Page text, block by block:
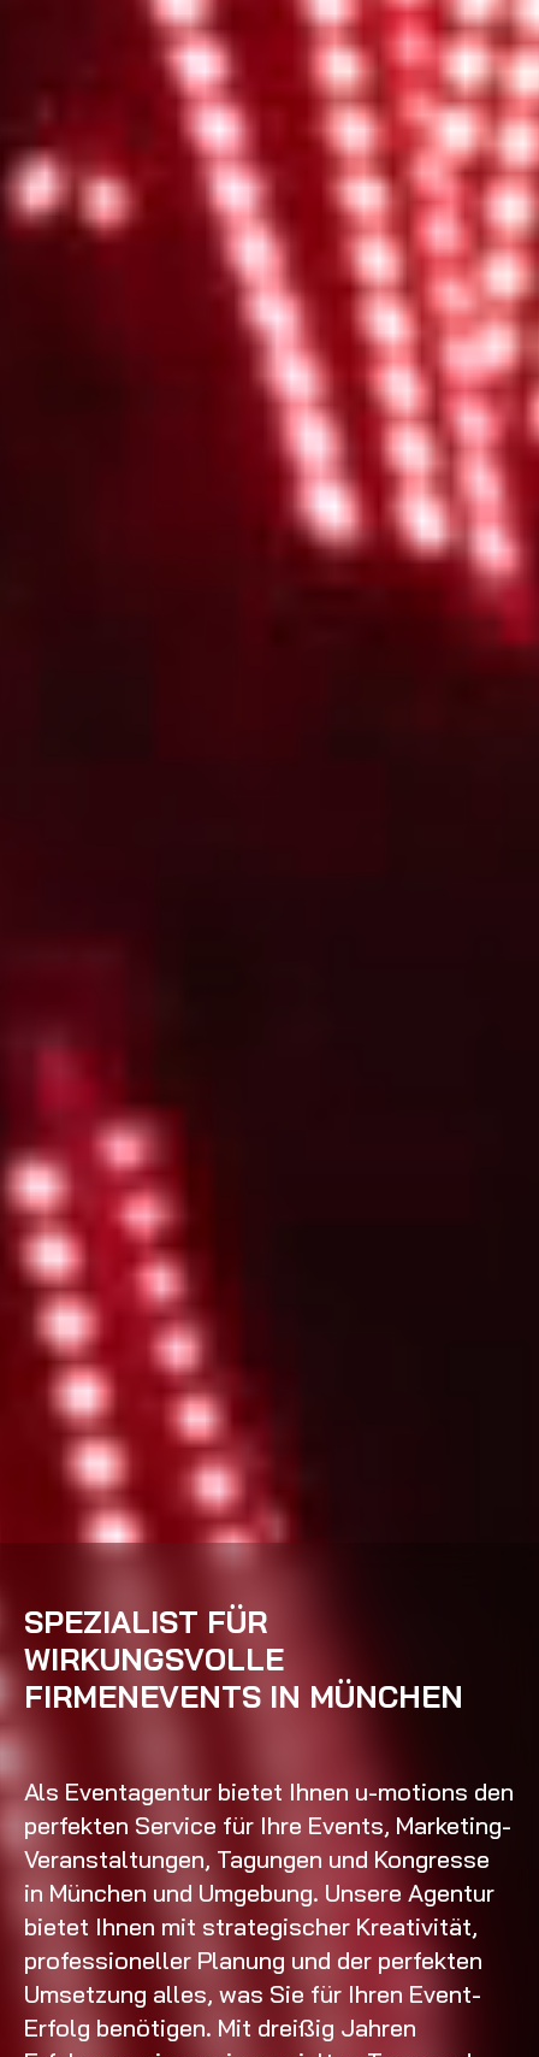
SPEZIALIST FÜR
WIRKUNGSVOLLE
FIRMENEVENTS IN MÜNCHEN
Als Eventagentur bietet Ihnen u-motions den
perfekten Service für Ihre Events, Marketing-
Veranstaltungen, Tagungen und Kongresse
in München und Umgebung. Unsere Agentur
bietet Ihnen mit strategischer Kreativität,
professioneller Planung und der perfekten
Umsetzung alles, was Sie für Ihren Event-
Erfolg benötigen. Mit dreißig Jahren